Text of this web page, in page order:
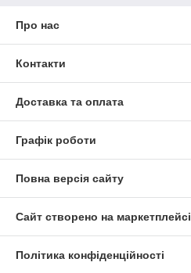
Про нас
Контакти
Доставка та оплата
Графік роботи
Повна версія сайту
Сайт створено на маркетплейсі
Політика конфіденційності